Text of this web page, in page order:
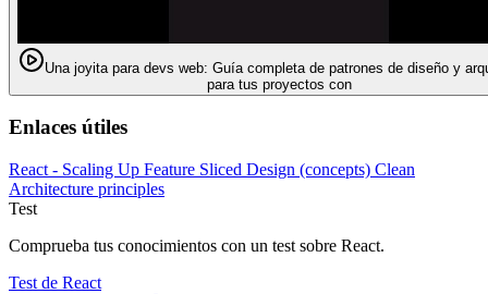
Una joyita para devs web: Guía completa de patrones de diseño y
para tus proyectos con
Enlaces útiles
React - Scaling Up Feature Sliced Design (concepts) Clean
Architecture principles
Test
Comprueba tus conocimientos con un test sobre React.
Test de React